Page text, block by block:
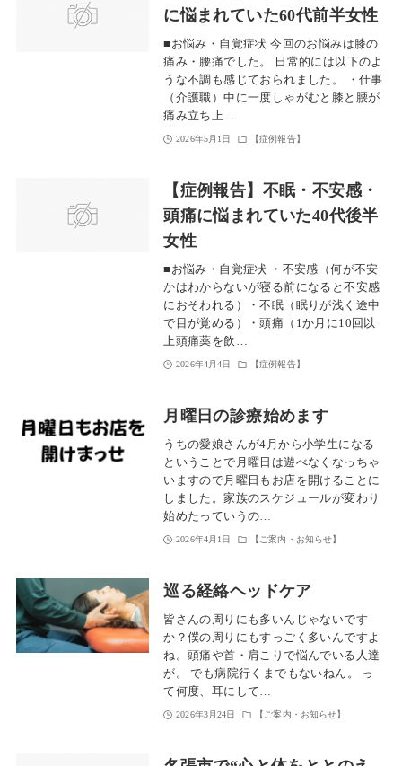
に悩まれていた60代前半女性
■お悩み・自覚症状 今回のお悩みは膝の
痛み・腰痛でした。 日常的には以下のよ
うな不調も感じておられました。 ・仕事
（介護職）中に一度しゃがむと膝と腰が
痛み立ち上…
2026年5月1日 【症例報告】
【症例報告】不眠・不安感・
頭痛に悩まれていた40代後半
女性
■お悩み・自覚症状 ・不安感（何が不安
かはわからないが寝る前になると不安感
におそわれる）・不眠（眠りが浅く途中
で目が覚める）・頭痛（1か月に10回以
上頭痛薬を飲…
2026年4月4日 【症例報告】
月曜日の診療始めます
うちの愛娘さんが4月から小学生になる
ということで月曜日は遊べなくなっちゃ
いますので月曜日もお店を開けることに
しました。家族のスケジュールが変わり
始めたっていうの…
2026年4月1日 【ご案内・お知らせ】
巡る経絡ヘッドケア
皆さんの周りにも多いんじゃないです
か？僕の周りにもすっごく多いんですよ
ね。頭痛や首・肩こりで悩んでいる人達
が。 でも病院行くまでもないねん。 っ
て何度、耳にして…
2026年3月24日 【ご案内・お知らせ】